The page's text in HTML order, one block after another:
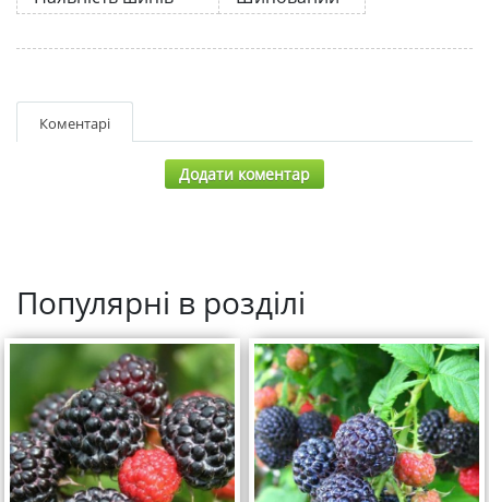
Коментарі
Додати коментар
Популярні в розділі